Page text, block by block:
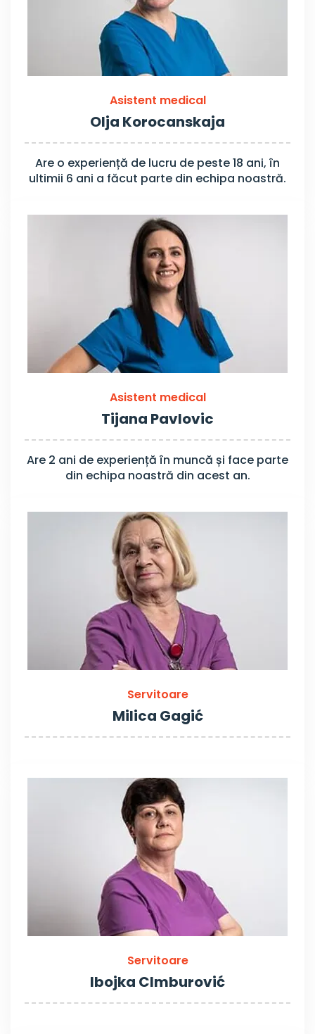
Asistent medical
Olja Korocanskaja
Are o experiență de lucru de peste 18 ani, în
ultimii 6 ani a făcut parte din echipa noastră.
Asistent medical
Tijana Pavlovic
Are 2 ani de experiență în muncă și face parte
din echipa noastră din acest an.
Servitoare
Milica Gagić
Servitoare
Ibojka CImburović